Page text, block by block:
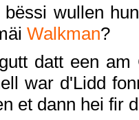
bëssi wullen
Walkman?
datt een am
war d'Lidd
et dann hei fir